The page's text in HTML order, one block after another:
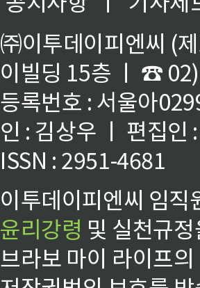
㈜이투데이피엔씨 (
이빌딩 15층 ㅣ ☎
등록번호 : 서울아
인 : 김상우 ㅣ 편집인
ISSN : 2951-4681
이투데이피엔씨 임
윤리강령 및 실천규
브라보 마이 라이프